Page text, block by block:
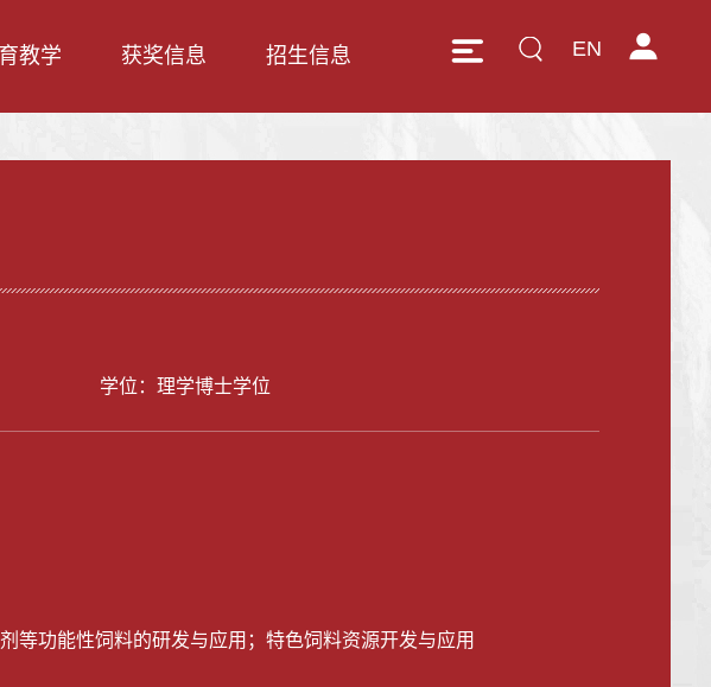
EN
教学 获奖信息 招生信息
学位：理学博士学位
等功能性饲料的研发与应用；特色饲料资源开发与应用